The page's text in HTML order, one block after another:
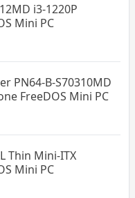
i3-1220P
Mini PC
PN64-B-S70310MD
FreeDOS Mini PC
Thin Mini-ITX
Mini PC